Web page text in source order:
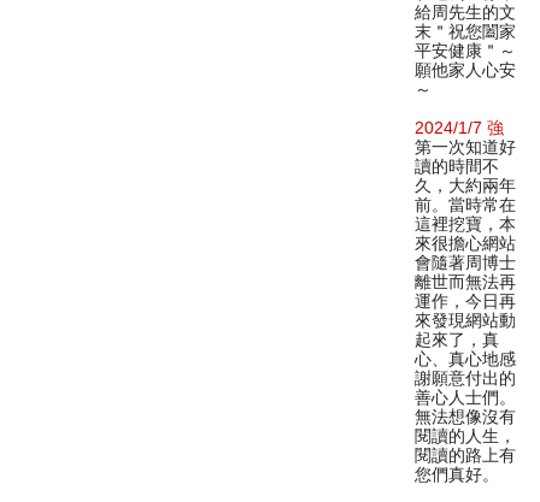
給周先生的文
末＂祝您闔家
平安健康＂～
願他家人心安
～
2024/1/7 強
第一次知道好
讀的時間不
久，大約兩年
前。當時常在
這裡挖寶，本
來很擔心網站
會隨著周博士
離世而無法再
運作，今日再
來發現網站動
起來了，真
心、真心地感
謝願意付出的
善心人士們。
無法想像沒有
閱讀的人生，
閱讀的路上有
您們真好。